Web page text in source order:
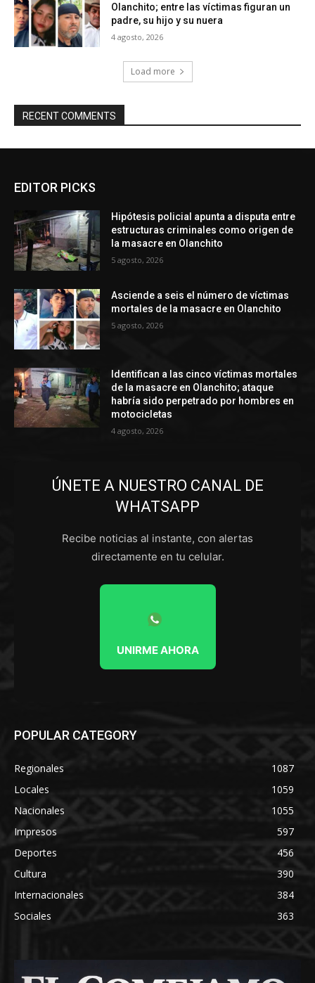
Olanchito; entre las víctimas figuran un
padre, su hijo y su nuera
4 agosto, 2026
Load more
RECENT COMMENTS
EDITOR PICKS
Hipótesis policial apunta a disputa entre
estructuras criminales como origen de
la masacre en Olanchito
5 agosto, 2026
Asciende a seis el número de víctimas
mortales de la masacre en Olanchito
5 agosto, 2026
Identifican a las cinco víctimas mortales
de la masacre en Olanchito; ataque
habría sido perpetrado por hombres en
motocicletas
4 agosto, 2026
ÚNETE A NUESTRO CANAL DE
WHATSAPP
Recibe noticias al instante, con alertas
directamente en tu celular.
UNIRME AHORA
POPULAR CATEGORY
Regionales
1087
Locales
1059
Nacionales
1055
Impresos
597
Deportes
456
Cultura
390
Internacionales
384
Sociales
363